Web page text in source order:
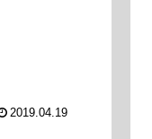
2019.04.19